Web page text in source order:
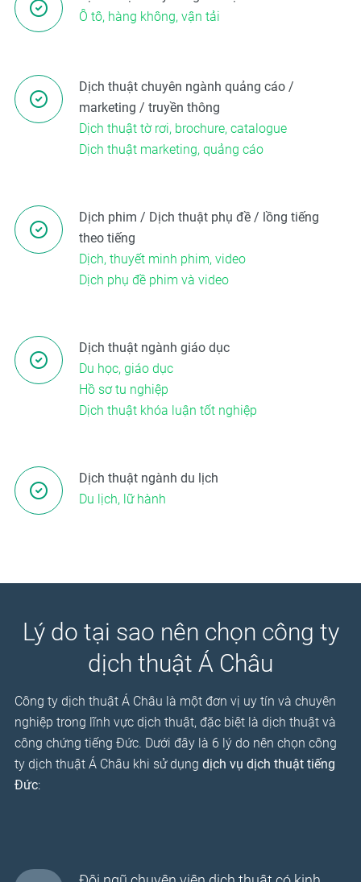
Ô tô, hàng không, vận tải
Dịch thuật chuyên ngành quảng cáo /
marketing / truyền thông
Dịch thuật tờ rơi, brochure, catalogue
Dịch thuật marketing, quảng cáo
Dịch phim / Dịch thuật phụ đề / lồng tiếng
theo tiếng
Dịch, thuyết minh phim, video
Dịch phụ đề phim và video
Dịch thuật ngành giáo dục
Du học, giáo dục
Hồ sơ tu nghiệp
Dịch thuật khóa luận tốt nghiệp
Dịch thuật ngành du lịch
Du lịch, lữ hành
Lý do tại sao nên chọn công ty
dịch thuật Á Châu
Công ty dịch thuật Á Châu là một đơn vị uy tín và chuyên
nghiệp trong lĩnh vực dịch thuật, đặc biệt là dịch thuật và
công chứng tiếng Đức. Dưới đây là 6 lý do nên chọn công
ty dịch thuật Á Châu khi sử dụng dịch vụ dịch thuật tiếng
Đức: